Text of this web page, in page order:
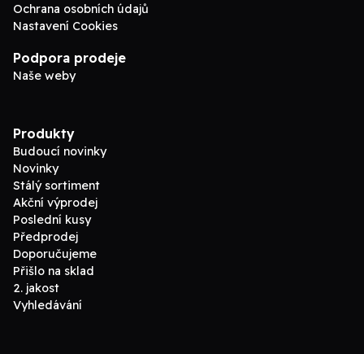
Ochrana osobních údajů
Nastavení Cookies
Podpora prodeje
Naše weby
Produkty
Budoucí novinky
Novinky
Stálý sortiment
Akční výprodej
Poslední kusy
Předprodej
Doporučujeme
Přišlo na sklad
2. jakost
Vyhledávání